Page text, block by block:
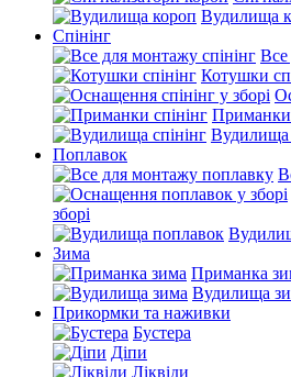
Вудилища
Спінінг
Все
Котушки
Приманки
Вудилища
Поплавок
зборі
Зима
Приманка
Вудилища
Прикормки та наживки
Бустера
Діпи
Ліквіди